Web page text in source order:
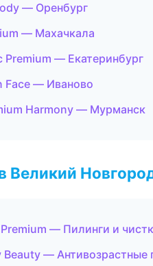
— Оренбург
— Махачкала
Premium — Екатеринбург
Face — Иваново
Harmony — Мурманск
Великий
— Пилинги и
Beauty — Антивозрастные